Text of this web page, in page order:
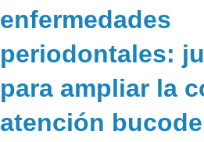
enfermedades
periodontales:
para ampliar la
atención